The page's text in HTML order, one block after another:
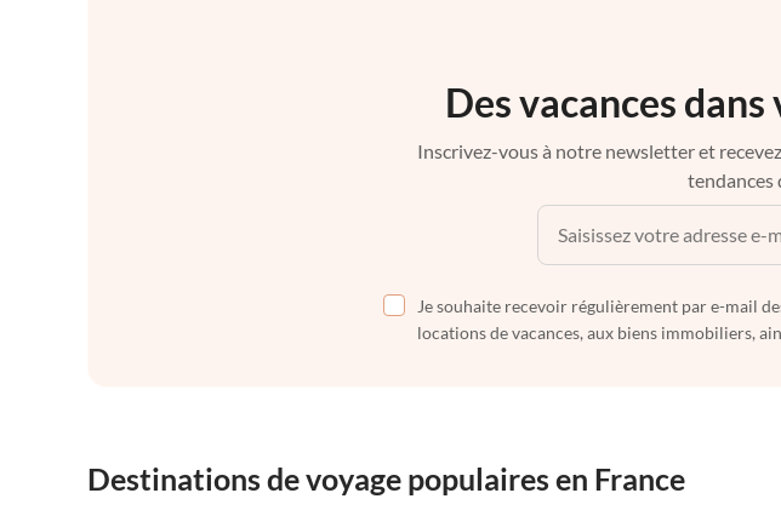
Des vacances
Inscrivez-vous à notre newsletter et
tendances
Je souhaite recevoir régulièrement par e-mail
locations de vacances, aux biens immobiliers,
Destinations de voyage populaires en France